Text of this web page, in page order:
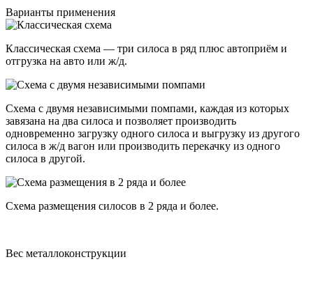
Варианты применения
Классическая схема — три силоса в ряд плюс автоприём и
отгрузка на авто или ж/д.
Схема с двумя независимыми помпами, каждая из которых
завязана на два силоса и позволяет производить
одновременно загрузку одного силоса и выгрузку из другого
силоса в ж/д вагон или производить перекачку из одного
силоса в другой.
Схема размещения силосов в 2 ряда и более.
Вес металлоконструкции